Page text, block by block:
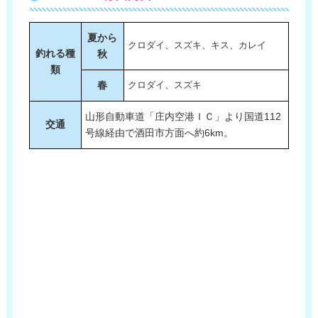
釣れる種
類
夏から
秋
クロダイ、スズキ、キス、カレイ
春 クロダイ、スズキ
交通
山形自動車道「庄内空港ＩＣ」より国道112
号線経由で酒田市方面へ約6km。